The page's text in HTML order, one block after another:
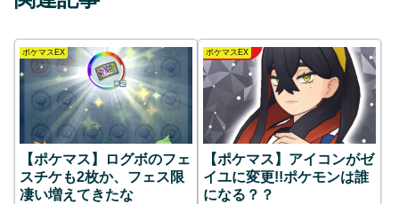
ポケマスEX
【ポケマス】ログボのフェ
スチケも2枚か、フェス限
凄い増えてきたな
ポケマスEX
【ポケマス】アイコンがゼ
イユに変更!!ポケモンは誰
になる？？